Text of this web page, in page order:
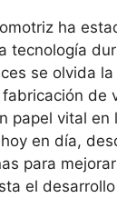
ha
tecnología
se olvida
de
papel vital en
en día,
para
el